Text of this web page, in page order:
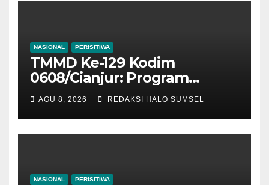
NASIONAL PERISITIWA
TMMD Ke-129 Kodim
0608/Cianjur: Program
Ketahanan Pangan 1 Hektar
Tuntas 100 Persen, Warga
Mekarmukti Kini Punya
Sumber Pangan Mandiri
AGU 8, 2026 REDAKSI HALO SUMSEL
NASIONAL PERISITIWA